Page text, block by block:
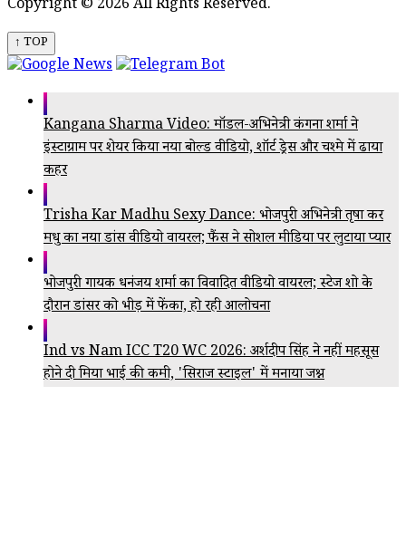
Copyright © 2026 All Rights Reserved.
↑ TOP
Kangana Sharma Video: मॉडल-अभिनेत्री कंगना शर्मा ने
इंस्टाग्राम पर शेयर किया नया बोल्ड वीडियो, शॉर्ट ड्रेस और चश्मे में ढाया
कहर
Trisha Kar Madhu Sexy Dance: भोजपुरी अभिनेत्री तृषा कर
मधु का नया डांस वीडियो वायरल; फैंस ने सोशल मीडिया पर लुटाया प्यार
भोजपुरी गायक धनंजय शर्मा का विवादित वीडियो वायरल; स्टेज शो के
दौरान डांसर को भीड़ में फेंका, हो रही आलोचना
Ind vs Nam ICC T20 WC 2026: अर्शदीप सिंह ने नहीं महसूस
होने दी मिया भाई की कमी, 'सिराज स्टाइल' में मनाया जश्न